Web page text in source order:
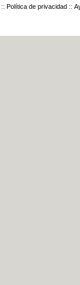
:: Política de privacidad ::